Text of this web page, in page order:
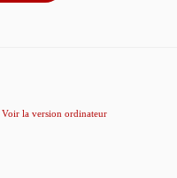
Voir la version ordinateur